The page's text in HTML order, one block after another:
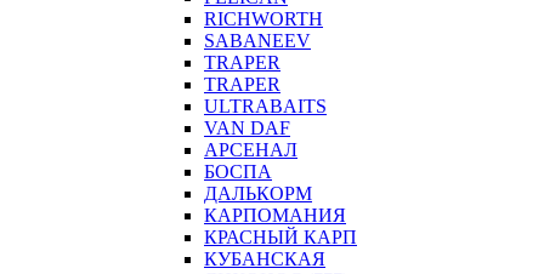
RICHWORTH
SABANEEV
TRAPER
TRAPER
ULTRABAITS
VAN DAF
АРСЕНАЛ
БОСПА
ДАЛЬКОРМ
КАРПОМАНИЯ
КРАСНЫЙ КАРП
КУБАНСКАЯ